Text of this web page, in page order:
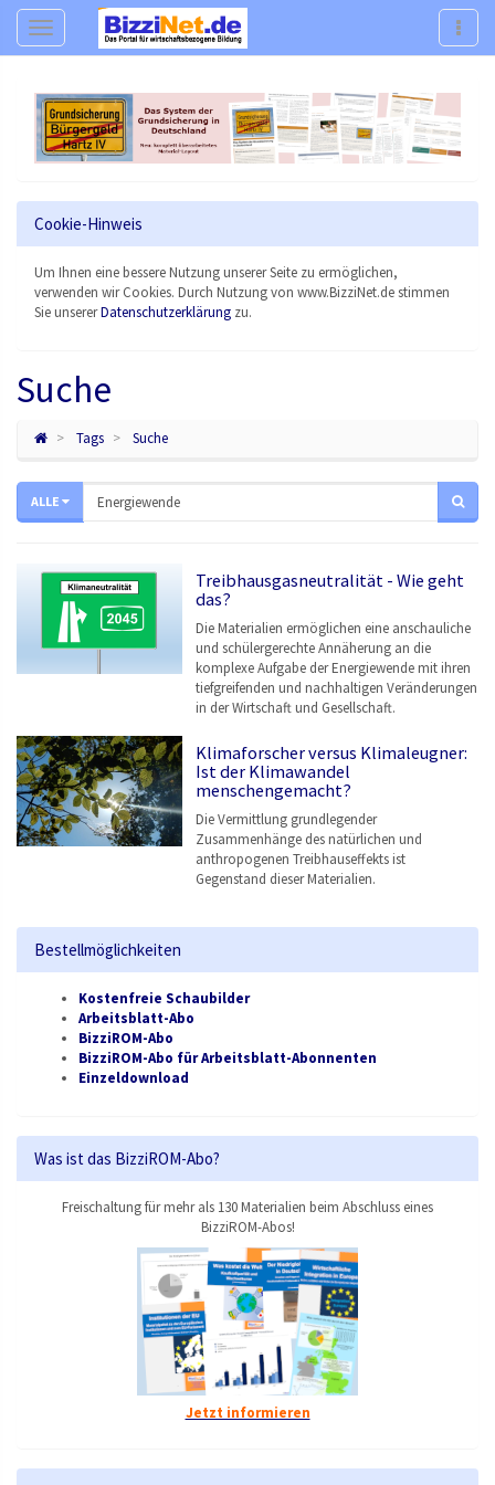
Navigation
Cookie-Hinweis
Um Ihnen eine bessere Nutzung unserer Seite zu ermöglichen,
verwenden wir Cookies. Durch Nutzung von www.BizziNet.de stimmen
Sie unsererDatenschutzerklärung zu.
Suche
Tags Suche
ALLE
Treibhausgasneutralität - Wie geht
das?
Die Materialien ermöglichen eine anschauliche
und schülergerechte Annäherung an die
komplexe Aufgabe der Energiewende mit ihren
tiefgreifenden und nachhaltigen Veränderungen
in der Wirtschaft und Gesellschaft.
Klimaforscher versus Klimaleugner:
Ist der Klimawandel
menschengemacht?
Die Vermittlung grundlegender
Zusammenhänge des natürlichen und
anthropogenen Treibhauseffekts ist
Gegenstand dieser Materialien.
Bestellmöglichkeiten
Kostenfreie Schaubilder
Arbeitsblatt-Abo
BizziROM-Abo
BizziROM-Abo für Arbeitsblatt-Abonnenten
Einzeldownload
Was ist das BizziROM-Abo?
Freischaltung für mehr als 130 Materialien beim Abschluss eines
BizziROM-Abos!
Jetzt informieren